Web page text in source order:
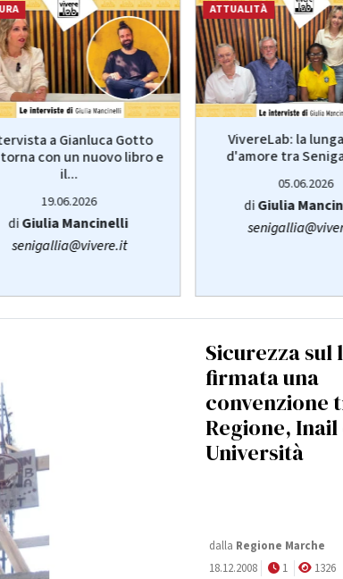
a Gianluca Gotto
con un nuovo libro e
il...
19.06.2026
diGiulia Mancinelli
senigallia@vivere.it
ATTUALITÀ
VivereLab: la
d'amore tra
05.06.2026
diGiulia
Sicurezza sul
firmata una
convenzione
Regione, Inail
Università
dalla Regione Marche
18.12.2008
1 1326